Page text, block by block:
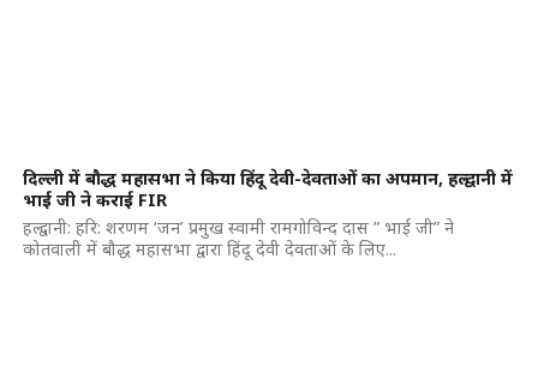
दिल्ली में बौद्ध महासभा ने किया हिंदू देवी-देवताओं का अपमान, हल्द्वानी में
भाई जी ने कराई FIR
हल्द्वानी: हरि: शरणम ‘जन’ प्रमुख स्वामी रामगोविन्द दास ” भाई जी” ने
कोतवाली में बौद्ध महासभा द्वारा हिंदू देवी देवताओं के लिए...